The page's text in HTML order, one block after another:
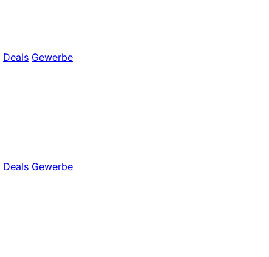
Deals Gewerbe
Deals Gewerbe